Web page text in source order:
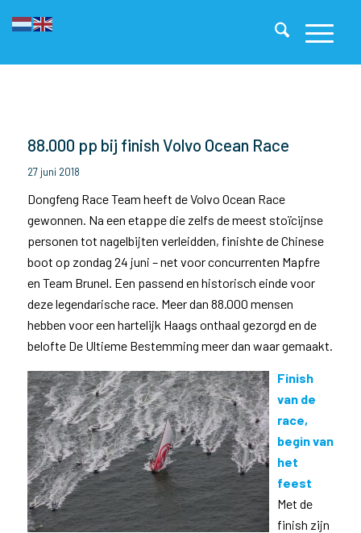
88.000 pp bij finish Volvo Ocean Race
27 juni 2018
Dongfeng Race Team heeft de Volvo Ocean Race
gewonnen. Na een etappe die zelfs de meest stoïcijnse
personen tot nagelbijten verleidden, finishte de Chinese
boot op zondag 24 juni – net voor concurrenten Mapfre
en Team Brunel. Een passend en historisch einde voor
deze legendarische race. Meer dan 88.000 mensen
hebben voor een hartelijk Haags onthaal gezorgd en de
belofte De Ultieme Bestemming meer dan waar gemaakt.
Finish
van de
race,
begin van
het
feest
Met de
finish zijn